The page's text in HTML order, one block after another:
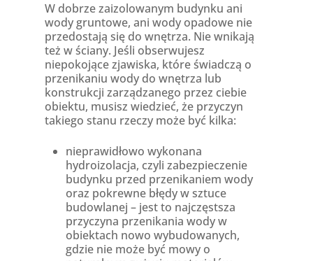
W dobrze zaizolowanym budynku ani
wody gruntowe, ani wody opadowe nie
przedostają się do wnętrza. Nie wnikają
też w ściany. Jeśli obserwujesz
niepokojące zjawiska, które świadczą o
przenikaniu wody do wnętrza lub
konstrukcji zarządzanego przez ciebie
obiektu, musisz wiedzieć, że przyczyn
takiego stanu rzeczy może być kilka:
nieprawidłowo wykonana
hydroizolacja, czyli zabezpieczenie
budynku przed przenikaniem wody
oraz pokrewne błędy w sztuce
budowlanej – jest to najczęstsza
przyczyna przenikania wody w
obiektach nowo wybudowanych,
gdzie nie może być mowy o